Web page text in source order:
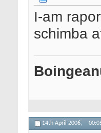
I-am
schimba
14th April 2006,